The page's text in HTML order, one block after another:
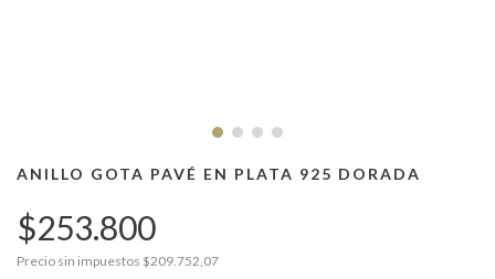
ANILLO GOTA PAVÉ EN PLATA 925 DORADA
$253.800
Precio sin impuestos $209.752,07